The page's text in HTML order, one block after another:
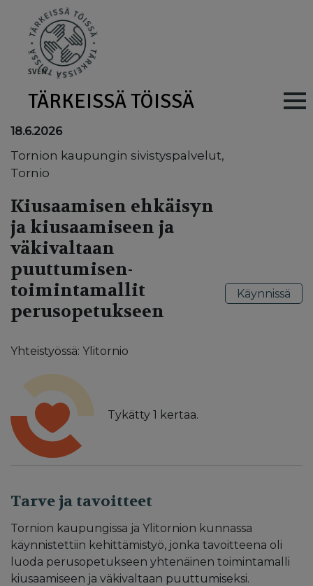
SVEN
TÄRKEISSÄ TÖISSÄ Main
18.6.2026
Tornion kaupungin sivistyspalvelut,
Tornio
Kiusaamisen ehkäisyn
ja kiusaamiseen ja
väkivaltaan
puuttumisen-
toimintamallit
perusopetukseen
Yhteistyössä: Ylitornio
Tykätty 1 kertaa.
Käynnissä
Tarve ja tavoitteet
Tornion kaupungissa ja Ylitornion kunnassa
käynnistettiin kehittämistyö, jonka tavoitteena oli
luoda perusopetukseen yhtenäinen toimintamalli
kiusaamiseen ja väkivaltaan puuttumiseksi.